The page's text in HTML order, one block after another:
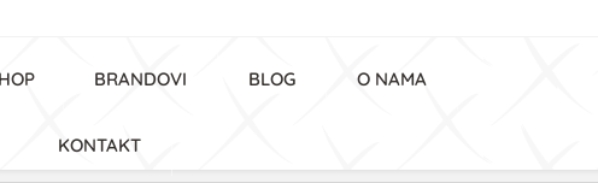
BRANDOVI BLOG O NAMA
KONTAKT